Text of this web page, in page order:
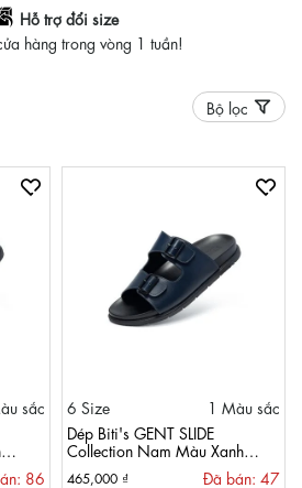
Hỗ trợ đổi size
hàng trong vòng 1 tuần!
Bộ lọc
sắc
86
6 Size
1 Màu sắc
Dép Biti's GENT SLIDE
Collection Nam Màu Xanh
Dương Đậm BDM002277XDD
465,000 ₫ Đã bán: 47